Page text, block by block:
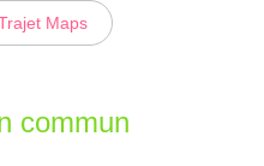
Maps
commun